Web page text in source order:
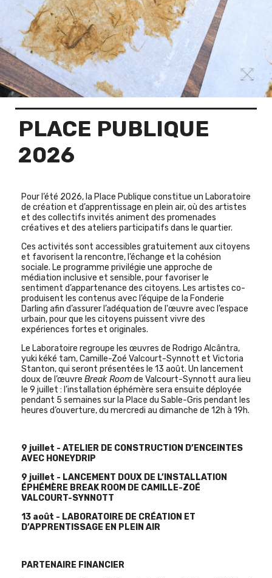
PLACE PUBLIQUE
2026
Pour l’été 2026, la Place Publique constitue un Laboratoire
de création et d’apprentissage en plein air, où des artistes
et des collectifs invités animent des promenades
créatives et des ateliers participatifs dans le quartier.
Ces activités sont accessibles gratuitement aux citoyens
et favorisent la rencontre, l’échange et la cohésion
sociale. Le programme privilégie une approche de
médiation inclusive et sensible, pour favoriser le
sentiment d’appartenance des citoyens. Les artistes co-
produisent les contenus avec l’équipe de la Fonderie
Darling afin d’assurer l’adéquation de l'œuvre avec l’espace
urbain, pour que les citoyens puissent vivre des
expériences fortes et originales.
Le Laboratoire regroupe les œuvres de Rodrigo Alcântra,
yuki kéké tam, Camille-Zoé Valcourt-Synnott et Victoria
Stanton, qui seront présentées le 13 août. Un lancement
doux de l’œuvre Break Roomde Valcourt-Synnott aura lieu
le 9 juillet : l’installation éphémère sera ensuite déployée
pendant 5 semaines sur la Place du Sable-Gris pendant les
heures d’ouverture, du mercredi au dimanche de 12h à 19h.
9 juillet - ATELIER DE CONSTRUCTION D’ENCEINTES
AVEC HONEYDRIP
9 juillet - LANCEMENT DOUX DE L’INSTALLATION
ÉPHÉMÈRE BREAK ROOM DE CAMILLE-ZOÉ
VALCOURT-SYNNOTT
13 août - LABORATOIRE DE CRÉATION ET
D’APPRENTISSAGE EN PLEIN AIR
PARTENAIRE FINANCIER